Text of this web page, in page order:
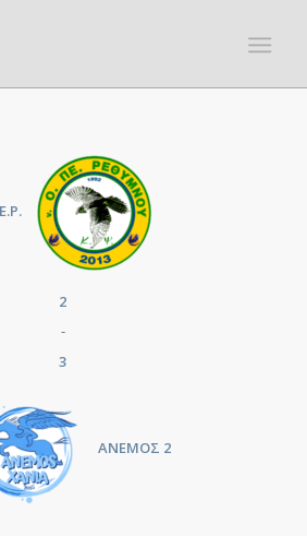
2
-
3
ΑΝΕΜΟΣ 2